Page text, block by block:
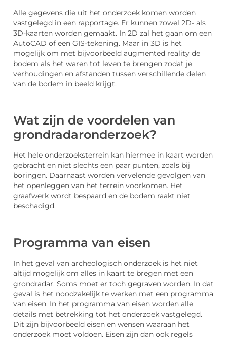
Alle gegevens die uit het onderzoek komen worden
vastgelegd in een rapportage. Er kunnen zowel 2D- als
3D-kaarten worden gemaakt. In 2D zal het gaan om een
AutoCAD of een GIS-tekening. Maar in 3D is het
mogelijk om met bijvoorbeeld augmented reality de
bodem als het waren tot leven te brengen zodat je
verhoudingen en afstanden tussen verschillende delen
van de bodem in beeld krijgt.
Wat zijn de voordelen van
grondradaronderzoek?
Het hele onderzoeksterrein kan hiermee in kaart worden
gebracht en niet slechts een paar punten, zoals bij
boringen. Daarnaast worden vervelende gevolgen van
het openleggen van het terrein voorkomen. Het
graafwerk wordt bespaard en de bodem raakt niet
beschadigd.
Programma van eisen
In het geval van archeologisch onderzoek is het niet
altijd mogelijk om alles in kaart te bregen met een
grondradar. Soms moet er toch gegraven worden. In dat
geval is het noodzakelijk te werken met een programma
van eisen. In het programma van eisen worden alle
details met betrekking tot het onderzoek vastgelegd.
Dit zijn bijvoorbeeld eisen en wensen waaraan het
onderzoek moet voldoen. Eisen zijn dan ook regels